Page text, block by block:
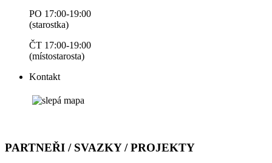
PO 17:00-19:00
(starostka)
ČT 17:00-19:00
(místostarosta)
Kontakt
PARTNEŘI / SVAZKY / PROJEKTY